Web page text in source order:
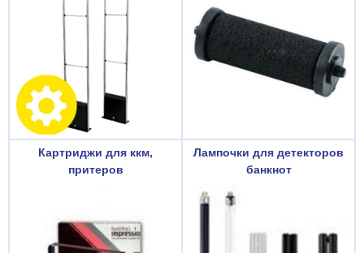
Картриджи для ккм,
притеров
Лампочки для детекторов
банкнот